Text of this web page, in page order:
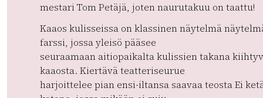
mestari Tom Petäjä, joten naurutakuu on taattu!
Kaaos kulisseissa on klassinen näytelmä
farssi, jossa yleisö pääsee
seuraamaan aitiopaikalta kulissien takana
kaaosta. Kiertävä teatteriseurue
harjoittelee pian ensi-iltansa saavaa teosta Ei